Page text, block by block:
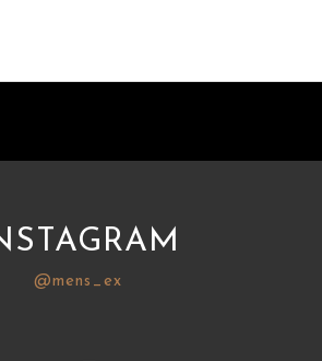
@mens_ex